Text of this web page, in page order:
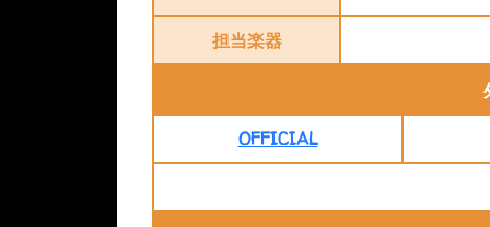
担当楽器
OFFICIAL